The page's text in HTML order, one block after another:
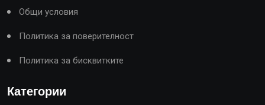
Общи условия
Политика за поверителност
Политика за бисквитките
Категории